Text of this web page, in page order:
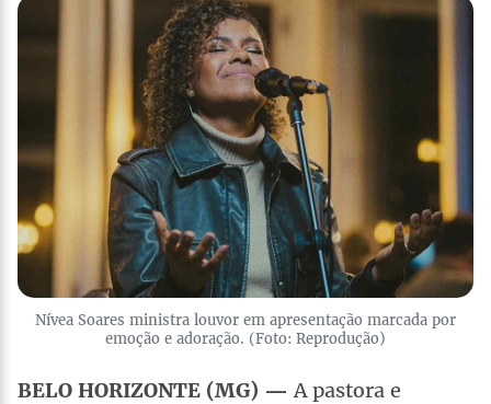
Nívea Soares ministra louvor em apresentação marcada por
emoção e adoração. (Foto: Reprodução)
BELO HORIZONTE (MG) — A pastora e